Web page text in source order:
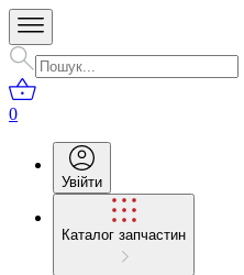
0
Увійти
Каталог запчастин